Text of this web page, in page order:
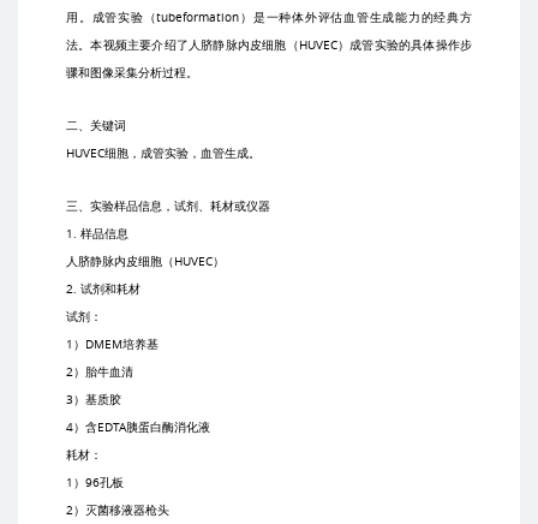
用。成管实验（tubeformation）是一种体外评估血管生成能力的经典方
法。本视频主要介绍了人脐静脉内皮细胞（HUVEC）成管实验的具体操作步
骤和图像采集分析过程。
二、关键词
HUVEC细胞，成管实验，血管生成。
三、实验样品信息，试剂、耗材或仪器
1. 样品信息
人脐静脉内皮细胞（HUVEC）
2. 试剂和耗材
试剂：
1 ） DMEM培养基
2）胎牛血清
3）基质胶
4）含EDTA胰蛋白酶消化液
耗材：
1 ） 96孔板
2）灭菌移液器枪头